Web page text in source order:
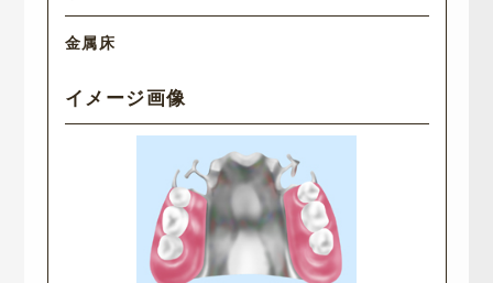
金属床